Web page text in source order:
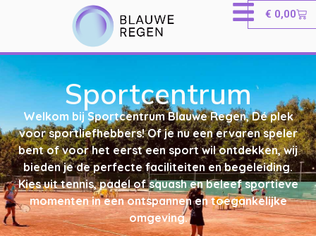
€ 0,00
Sportcentrum
Welkom bij Sportcentrum Blauwe Regen, Dé plek
voor sportliefhebbers! Of je nu een ervaren speler
bent of voor het eerst een sport wil ontdekken, wij
bieden je de perfecte faciliteiten en begeleiding.
Kies uit tennis, padel of squash en beleef sportieve
momenten in een ontspannen en toegankelijke
omgeving.